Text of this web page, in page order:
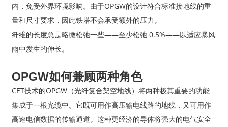
内，免受外界环境影响。由于OPGW的设计符合标准接地线的重
量和尺寸要求，因此铁塔不会承受额外的压力。
纤维的长度总是略微松弛一些——至少松弛 0.5%——以适应暴风
雨中发生的伸长。
OPGW如何兼顾两种角色
CET技术的OPGW（光纤复合架空地线）将两种极其重要的功能
集成于一根光缆中。它既可用作高压输电线路的地线，又可用作
高速电信数据的传输通道。这种更经济的导体将强大的电气安全